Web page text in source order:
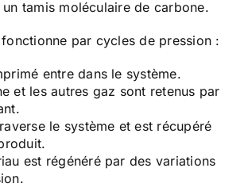
tamis moléculaire de carbone.
par cycles de pression :
entre dans le système.
et les autres gaz sont retenus par
le système et est récupéré
est régénéré par des variations